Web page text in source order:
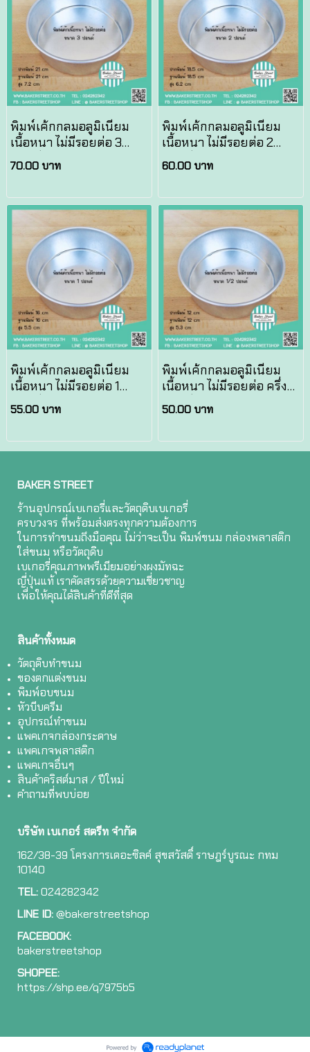
พิมพ์เค้กกลมอลูมิเนียม
เนื้อหนา ไม่มีรอยต่อ 3
ปอนด์
70.00 บาท
พิมพ์เค้กกลมอลูมิเนียม
เนื้อหนา ไม่มีรอยต่อ 2
ปอนด์
60.00 บาท
พิมพ์เค้กกลมอลูมิเนียม
เนื้อหนา ไม่มีรอยต่อ 1
ปอนด์
55.00 บาท
พิมพ์เค้กกลมอลูมิเนียม
เนื้อหนา ไม่มีรอยต่อ ครึ่ง
ปอนด์
50.00 บาท
BAKER STREET
ร้านอุปกรณ์เบเกอรี่และวัตถุดิบเบเกอรี่
ครบวงจร ที่พร้อมส่งตรงทุกความต้องการ
ในการทำขนมถึงมือคุณ ไม่ว่าจะเป็น พิมพ์ขนม กล่องพลาสติก
ใส่ขนม หรือวัตถุดิบ
เบเกอรี่คุณภาพพรีเมียมอย่างผงมัทฉะ
ญี่ปุ่นแท้ เราคัดสรรด้วยความเชี่ยวชาญ
เพื่อให้คุณได้สินค้าที่ดีที่สุด
สินค้าทั้งหมด
วัตถุดิบทำขนม
ของตกแต่งขนม
พิมพ์อบขนม
หัวบีบครีม
อุปกรณ์ทำขนม
แพคเกจกล่องกระดาษ
แพคเกจพลาสติก
แพคเกจอื่นๆ
สินค้าคริสต์มาส / ปีใหม่
คำถามที่พบบ่อย
บริษัท เบเกอร์ สตรีท จำกัด
162/38-39 โครงการเดอะซิลค์ สุขสวัสดิ์ ราษฎร์บูรณะ กทม
10140
TEL:024282342
LINE ID:@bakerstreetshop
FACEBOOK:
bakerstreetshop
SHOPEE:
https://shp.ee/q7975b5